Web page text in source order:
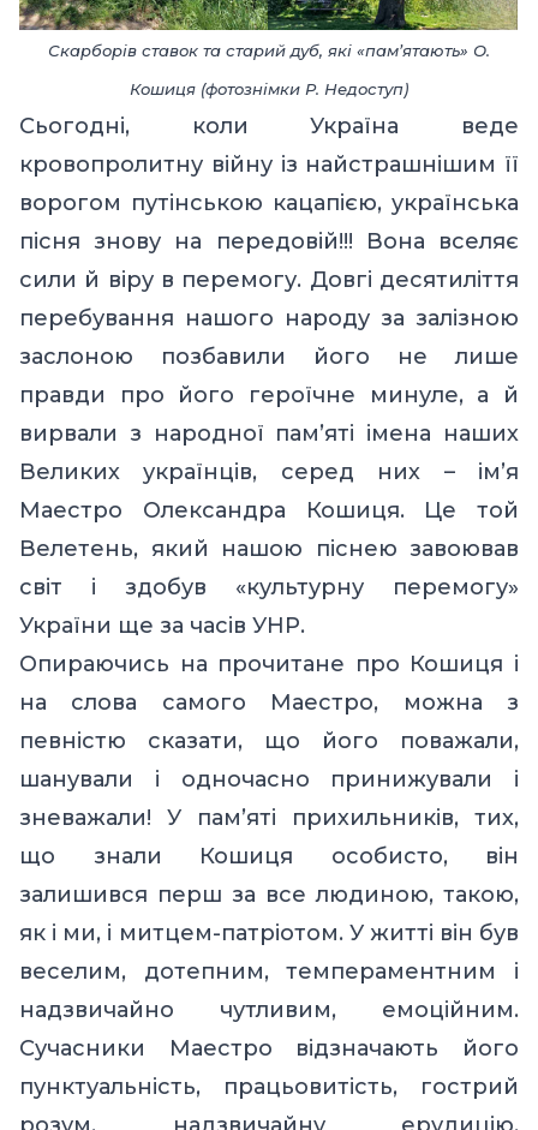
Скарборів ставок та старий дуб, які «пам’ятають» О.
Кошиця (фотознімки Р. Недоступ)
Сьогодні, коли Україна веде
кровопролитну війну із найстрашнішим її
ворогом путінською кацапією, українська
пісня знову на передовій!!! Вона вселяє
сили й віру в перемогу. Довгі десятиліття
перебування нашого народу за залізною
заслоною позбавили його не лише
правди про його героїчне минуле, а й
вирвали з народної пам’яті імена наших
Великих українців, серед них – ім’я
Маестро Олександра Кошиця. Це той
Велетень, який нашою піснею завоював
світ і здобув «культурну перемогу»
України ще за часів УНР.
Опираючись на прочитане про Кошиця і
на слова самого Маестро, можна з
певністю сказати, що його поважали,
шанували і одночасно принижували
і
зневажали! У пам’яті прихильників, тих,
що знали Кошиця особисто, він
залишився перш за все людиною, такою,
як і ми, і митцем-патріотом. У житті він був
веселим, дотепним, темпераментним і
надзвичайно чутливим, емоційним.
Сучасники Маестро відзначають його
пунктуальність, працьовитість, гострий